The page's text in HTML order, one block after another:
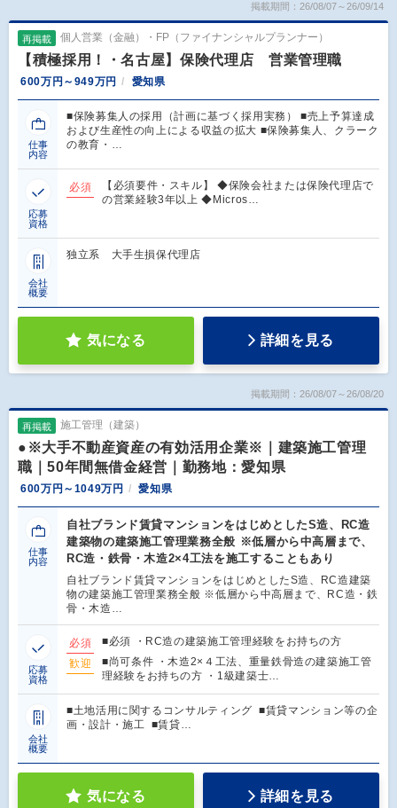
掲載期間：26/08/07～26/09/14
再掲載 個人営業（金融）・FP（ファイナンシャルプランナー）
【積極採用！・名古屋】保険代理店 営業管理職
600万円～949万円 愛知県
仕事
内容
■保険募集人の採用（計画に基づく採用実務） ■売上予算達成
および生産性の向上による収益の拡大 ■保険募集人、クラーク
の教育・…
応募
資格
必須
【必須要件・スキル】 ◆保険会社または保険代理店で
の営業経験3年以上 ◆Micros…
会社
概要
独立系 大手生損保代理店
気になる 詳細を見る
掲載期間：26/08/07～26/08/20
再掲載 施工管理（建築）
●※大手不動産資産の有効活用企業※｜建築施工管理
職｜50年間無借金経営｜勤務地：愛知県
600万円～1049万円 愛知県
仕事
内容
自社ブランド賃貸マンションをはじめとしたS造、RC造
建築物の建築施工管理業務全般 ※低層から中高層まで、
RC造・鉄骨・木造2×4工法を施工することもあり
自社ブランド賃貸マンションをはじめとしたS造、RC造建築
物の建築施工管理業務全般 ※低層から中高層まで、RC造・鉄
骨・木造…
応募
資格
必須
■必須 ・RC造の建築施工管理経験をお持ちの方
歓迎
■尚可条件 ・木造2×４工法、重量鉄骨造の建築施工管
理経験をお持ちの方 ・1級建築士…
会社
概要
■土地活用に関するコンサルティング ■賃貸マンション等の企
画・設計・施工 ■賃貸…
気になる 詳細を見る